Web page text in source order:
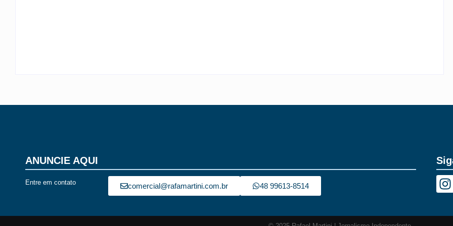
ANUNCIE AQUI
Entre em contato comercial@rafamartini.com.br 48 99613-8514